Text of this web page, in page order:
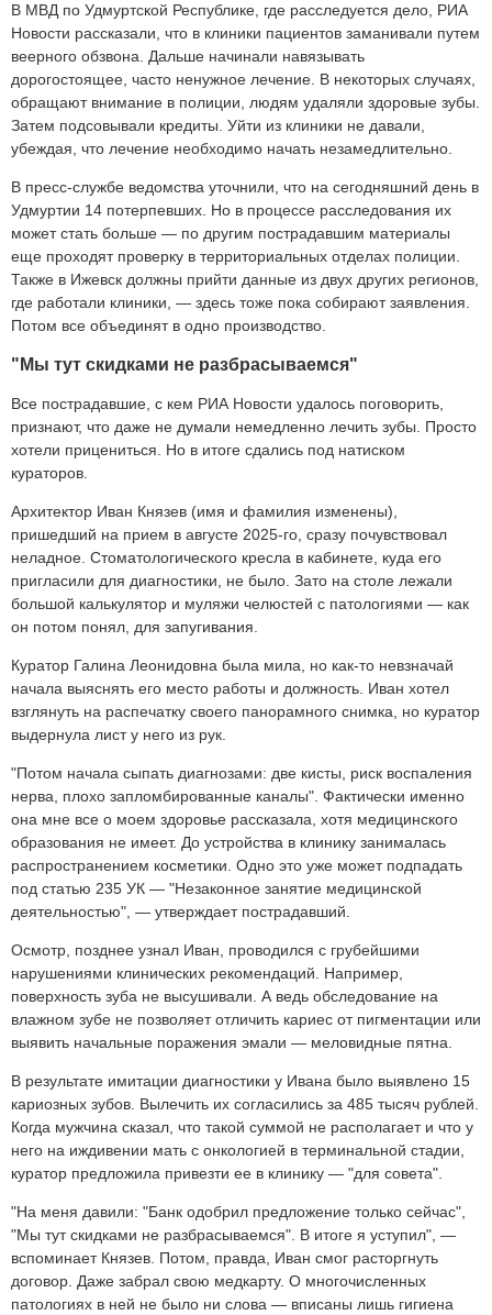
В МВД по Удмуртской Республике, где расследуется дело, РИА
Новости рассказали, что в клиники пациентов заманивали путем
веерного обзвона. Дальше начинали навязывать
дорогостоящее, часто ненужное лечение. В некоторых случаях,
обращают внимание в полиции, людям удаляли здоровые зубы.
Затем подсовывали кредиты. Уйти из клиники не давали,
убеждая, что лечение необходимо начать незамедлительно.
В пресс-службе ведомства уточнили, что на сегодняшний день в
Удмуртии 14 потерпевших. Но в процессе расследования их
может стать больше — по другим пострадавшим материалы
еще проходят проверку в территориальных отделах полиции.
Также в Ижевск должны прийти данные из двух других регионов,
где работали клиники, — здесь тоже пока собирают заявления.
Потом все объединят в одно производство.
"Мы тут скидками не разбрасываемся"
Все пострадавшие, с кем РИА Новости удалось поговорить,
признают, что даже не думали немедленно лечить зубы. Просто
хотели прицениться. Но в итоге сдались под натиском
кураторов.
Архитектор Иван Князев (имя и фамилия изменены),
пришедший на прием в августе 2025-го, сразу почувствовал
неладное. Стоматологического кресла в кабинете, куда его
пригласили для диагностики, не было. Зато на столе лежали
большой калькулятор и муляжи челюстей с патологиями — как
он потом понял, для запугивания.
Куратор Галина Леонидовна была мила, но как-то невзначай
начала выяснять его место работы и должность. Иван хотел
взглянуть на распечатку своего панорамного снимка, но куратор
выдернула лист у него из рук.
"Потом начала сыпать диагнозами: две кисты, риск воспаления
нерва, плохо запломбированные каналы". Фактически именно
она мне все о моем здоровье рассказала, хотя медицинского
образования не имеет. До устройства в клинику занималась
распространением косметики. Одно это уже может подпадать
под статью 235 УК — "Незаконное занятие медицинской
деятельностью", — утверждает пострадавший.
Осмотр, позднее узнал Иван, проводился с грубейшими
нарушениями клинических рекомендаций. Например,
поверхность зуба не высушивали. А ведь обследование на
влажном зубе не позволяет отличить кариес от пигментации или
выявить начальные поражения эмали — меловидные пятна.
В результате имитации диагностики у Ивана было выявлено 15
кариозных зубов. Вылечить их согласились за 485 тысяч рублей.
Когда мужчина сказал, что такой суммой не располагает и что у
него на иждивении мать с онкологией в терминальной стадии,
куратор предложила привезти ее в клинику — "для совета".
"На меня давили: "Банк одобрил предложение только сейчас",
"Мы тут скидками не разбрасываемся". В итоге я уступил", —
вспоминает Князев. Потом, правда, Иван смог расторгнуть
договор. Даже забрал свою медкарту. О многочисленных
патологиях в ней не было ни слова — вписаны лишь гигиена